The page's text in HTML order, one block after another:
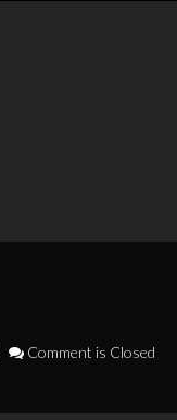
Comment is Closed